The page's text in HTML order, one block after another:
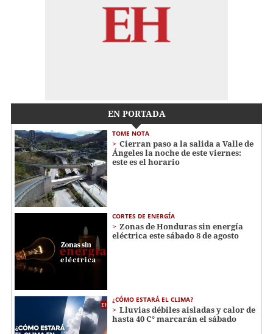
EN PORTADA
TOME NOTA
Cierran paso a la salida a Valle de
Ángeles la noche de este viernes:
este es el horario
CORTES DE ENERGÍA
Zonas de Honduras sin energía
eléctrica este sábado 8 de agosto
¿CÓMO ESTARÁ EL CLIMA?
Lluvias débiles aisladas y calor de
hasta 40 C° marcarán el sábado